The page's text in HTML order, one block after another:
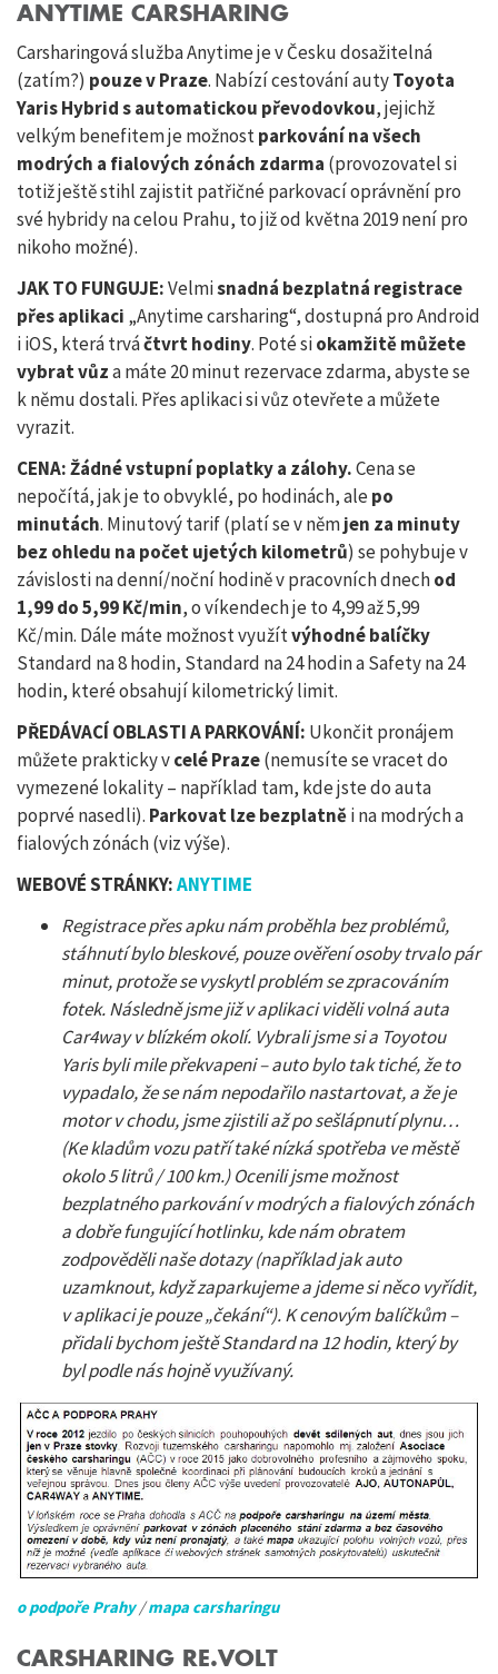
ANYTIME CARSHARING
Carsharingová služba Anytime je v Česku dosažitelná
(zatím?) pouze v Praze. Nabízí cestování autyToyota
Yaris Hybrid s automatickou převodovkou, jejichž
velkým benefitem je možnostparkování na všech
modrých a fialových zónách zdarma (provozovatel si
totiž ještě stihl zajistit patřičné parkovací oprávnění pro
své hybridy na celou Prahu, to již od května 2019 není pro
nikoho možné).
JAK TO FUNGUJE:Velmisnadná bezplatná registrace
přes aplikaci „Anytime carsharing“, dostupná pro Android
i iOS, která trváčtvrt hodiny. Poté siokamžitě můžete
vybrat vůza máte 20 minut rezervace zdarma, abyste se
k němu dostali. Přes aplikaci si vůz otevřete a můžete
vyrazit.
CENA: Žádné vstupní poplatky a zálohy.Cena se
nepočítá, jak je to obvyklé, po hodinách, alepo
minutách. Minutový tarif (platí se v němjen za minuty
bez ohledu na počet ujetých kilometrů) se pohybuje v
závislosti na denní/noční hodině v pracovních dnechod
1,99 do 5,99 Kč/min, o víkendech je to 4,99 až 5,99
Kč/min. Dále máte možnost využítvýhodné balíčky
Standard na 8 hodin, Standard na 24 hodin a Safety na 24
hodin, které obsahují kilometrický limit.
PŘEDÁVACÍ OBLASTI A PARKOVÁNÍ: Ukončit pronájem
můžete prakticky vcelé Praze(nemusíte se vracet do
vymezené lokality – například tam, kde jste do auta
poprvé nasedli). Parkovat lze bezplatněi na modrých a
fialových zónách (viz výše).
WEBOVÉ STRÁNKY:ANYTIME
Registrace přes apku nám proběhla bez problémů,
stáhnutí bylo bleskové, pouze ověření osoby trvalo pár
minut, protože se vyskytl problém se zpracováním
fotek. Následně jsme již v aplikaci viděli volná auta
Car4way v blízkém okolí. Vybrali jsme si a Toyotou
Yaris byli mile překvapeni – auto bylo tak tiché, že to
vypadalo, že se nám nepodařilo nastartovat, a že je
motor v chodu, jsme zjistili až po sešlápnutí plynu…
(Ke kladům vozu patří také nízká spotřeba ve městě
okolo 5 litrů / 100 km.) Ocenili jsme možnost
bezplatného parkování v modrých a fialových zónách
a dobře fungující hotlinku, kde nám obratem
zodpověděli naše dotazy (například jak auto
uzamknout, když zaparkujeme a jdeme si něco vyřídit,
v aplikaci je pouze „čekání“). K cenovým balíčkům –
přidali bychom ještě Standard na 12 hodin, který by
byl podle nás hojně využívaný.
o podpoře Prahy/mapa carsharingu
CARSHARING RE.VOLT